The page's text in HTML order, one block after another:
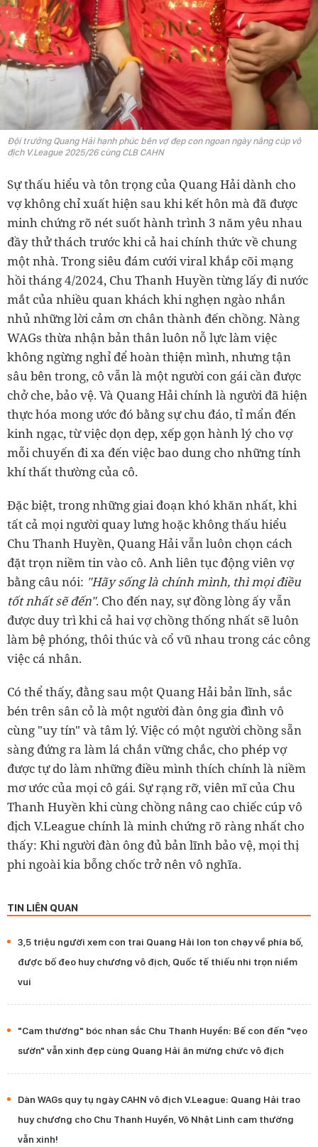
Đội trưởng Quang Hải hạnh phúc bên vợ đẹp con ngoan ngày nâng cúp vô
địch V.League 2025/26 cùng CLB CAHN
Sự thấu hiểu và tôn trọng của Quang Hải dành cho
vợ không chỉ xuất hiện sau khi kết hôn mà đã được
minh chứng rõ nét suốt hành trình 3 năm yêu nhau
đầy thử thách trước khi cả hai chính thức về chung
một nhà. Trong siêu đám cưới viral khắp cõi mạng
hồi tháng 4/2024, Chu Thanh Huyền từng lấy đi nước
mắt của nhiều quan khách khi nghẹn ngào nhắn
nhủ những lời cảm ơn chân thành đến chồng. Nàng
WAGs thừa nhận bản thân luôn nỗ lực làm việc
không ngừng nghỉ để hoàn thiện mình, nhưng tận
sâu bên trong, cô vẫn là một người con gái cần được
chở che, bảo vệ. Và Quang Hải chính là người đã hiện
thực hóa mong ước đó bằng sự chu đáo, tỉ mẩn đến
kinh ngạc, từ việc dọn dẹp, xếp gọn hành lý cho vợ
mỗi chuyến đi xa đến việc bao dung cho những tính
khí thất thường của cô.
Đặc biệt, trong những giai đoạn khó khăn nhất, khi
tất cả mọi người quay lưng hoặc không thấu hiểu
Chu Thanh Huyền, Quang Hải vẫn luôn chọn cách
đặt trọn niềm tin vào cô. Anh liên tục động viên vợ
bằng câu nói: "Hãy sống là chính mình, thì mọi điều
tốt nhất sẽ đến". Cho đến nay, sự đồng lòng ấy vẫn
được duy trì khi cả hai vợ chồng thống nhất sẽ luôn
làm bệ phóng, thôi thúc và cổ vũ nhau trong các công
việc cá nhân.
Có thể thấy, đằng sau một Quang Hải bản lĩnh, sắc
bén trên sân cỏ là một người đàn ông gia đình vô
cùng "uy tín" và tâm lý. Việc có một người chồng sẵn
sàng đứng ra làm lá chắn vững chắc, cho phép vợ
được tự do làm những điều mình thích chính là niềm
mơ ước của mọi cô gái. Sự rạng rỡ, viên mĩ của Chu
Thanh Huyền khi cùng chồng nâng cao chiếc cúp vô
địch V.League chính là minh chứng rõ ràng nhất cho
thấy: Khi người đàn ông đủ bản lĩnh bảo vệ, mọi thị
phi ngoài kia bỗng chốc trở nên vô nghĩa.
TIN LIÊN QUAN
3,5 triệu người xem con trai Quang Hải lon ton chạy về phía bố,
được bố đeo huy chương vô địch, Quốc tế thiếu nhi trọn niềm
vui
"Cam thường" bóc nhan sắc Chu Thanh Huyền: Bế con đến "vẹo
sườn" vẫn xinh đẹp cùng Quang Hải ăn mừng chức vô địch
Dàn WAGs quy tụ ngày CAHN vô địch V.League: Quang Hải trao
huy chương cho Chu Thanh Huyền, Võ Nhật Linh cam thường
vẫn xinh!